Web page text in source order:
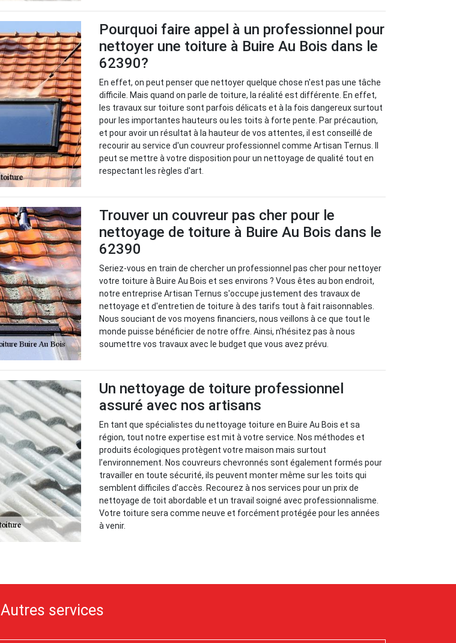
Pourquoi faire appel à un professionnel pour
nettoyer une toiture à Buire Au Bois dans le
62390?
En effet, on peut penser que nettoyer quelque chose n'est pas une tâche
difficile. Mais quand on parle de toiture, la réalité est différente. En effet,
les travaux sur toiture sont parfois délicats et à la fois dangereux surtout
pour les importantes hauteurs ou les toits à forte pente. Par précaution,
et pour avoir un résultat à la hauteur de vos attentes, il est conseillé de
recourir au service d'un couvreur professionnel comme Artisan Ternus. Il
peut se mettre à votre disposition pour un nettoyage de qualité tout en
respectant les règles d'art.
Trouver un couvreur pas cher pour le
nettoyage de toiture à Buire Au Bois dans le
62390
Seriez-vous en train de chercher un professionnel pas cher pour nettoyer
votre toiture à Buire Au Bois et ses environs ? Vous êtes au bon endroit,
notre entreprise Artisan Ternus s'occupe justement des travaux de
nettoyage et d'entretien de toiture à des tarifs tout à fait raisonnables.
Nous souciant de vos moyens financiers, nous veillons à ce que tout le
monde puisse bénéficier de notre offre. Ainsi, n'hésitez pas à nous
soumettre vos travaux avec le budget que vous avez prévu.
Un nettoyage de toiture professionnel
assuré avec nos artisans
En tant que spécialistes du nettoyage toiture en Buire Au Bois et sa
région, tout notre expertise est mit à votre service. Nos méthodes et
produits écologiques protègent votre maison mais surtout
l’environnement. Nos couvreurs chevronnés sont également formés pour
travailler en toute sécurité, ils peuvent monter même sur les toits qui
semblent difficiles d’accès. Recourez à nos services pour un prix de
nettoyage de toit abordable et un travail soigné avec professionnalisme.
Votre toiture sera comme neuve et forcément protégée pour les années
à venir.
Autres services